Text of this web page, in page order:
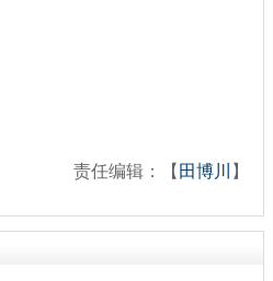
责任编辑：【 田博川 】